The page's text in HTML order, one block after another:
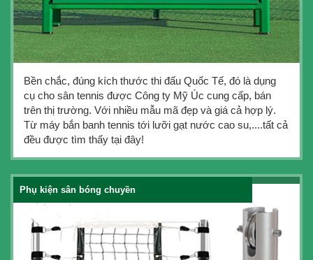
Bền chắc, đúng kích thước thi đấu Quốc Tế, đó là dụng
cụ cho sân tennis được Công ty Mỹ Úc cung cấp, bán
trên thị trường. Với nhiều mẫu mã đẹp và giá cả hợp lý.
Từ máy bắn banh tennis tới lưỡi gạt nước cao su,....tất cả
đều được tìm thấy tại đây!
Phụ kiện sân bóng chuyền